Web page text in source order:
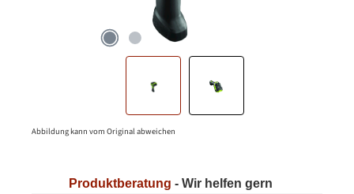
Abbildung kann vom Original abweichen
Produktberatung - Wir helfen gern